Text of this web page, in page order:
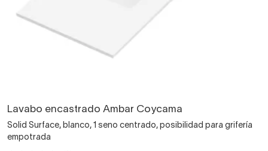
Lavabo encastrado Ambar Coycama
Solid Surface, blanco, 1 seno centrado, posibilidad para grifería
empotrada